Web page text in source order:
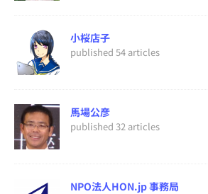
小桜店子
published 54 articles
馬場公彦
published 32 articles
NPO法人HON.jp 事務局